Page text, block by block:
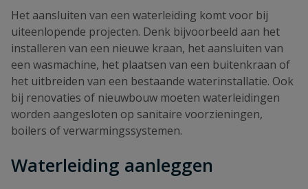
Het aansluiten van een waterleiding komt voor bij
uiteenlopende projecten. Denk bijvoorbeeld aan het
installeren van een nieuwe kraan, het aansluiten van
een wasmachine, het plaatsen van een buitenkraan of
het uitbreiden van een bestaande waterinstallatie. Ook
bij renovaties of nieuwbouw moeten waterleidingen
worden aangesloten op sanitaire voorzieningen,
boilers of verwarmingssystemen.
Waterleiding aanleggen